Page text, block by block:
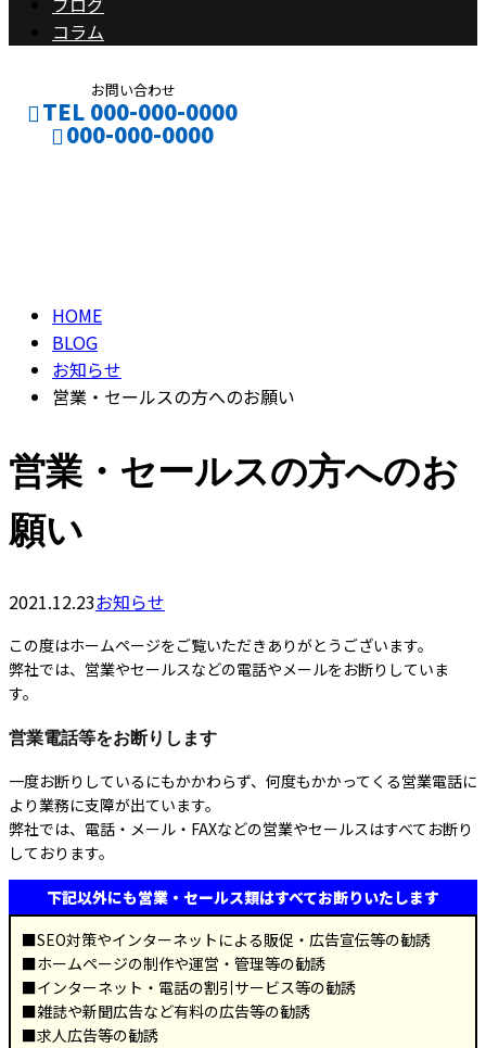
コラム
お問い合わせ
TEL 000-000-0000
000-000-0000
HOME
BLOG
お知らせ
営業・セールスの方へのお願い
営業・セールスの方へのお
願い
2021.12.23お知らせ
この度はホームページをご覧いただきありがとうございます。
弊社では、営業やセールスなどの電話やメールをお断りしていま
す。
営業電話等をお断りします
一度お断りしているにもかかわらず、何度もかかってくる営業電話に
より業務に支障が出ています。
弊社では、電話・メール・FAXなどの営業やセールスはすべてお断り
しております。
下記以外にも営業・セールス類はすべてお断りいたします
■SEO対策やインターネットによる販促・広告宣伝等の勧誘
■ホームページの制作や運営・管理等の勧誘
■インターネット・電話の割引サービス等の勧誘
■雑誌や新聞広告など有料の広告等の勧誘
■求人広告等の勧誘